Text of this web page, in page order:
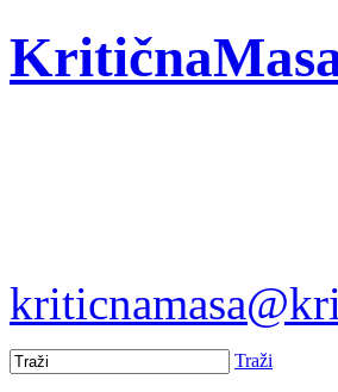
Traži